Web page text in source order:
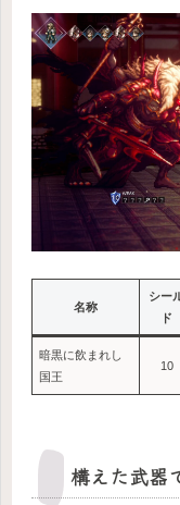
名称
シー
ド
暗黒に飲まれし
国王
10
構えた武器